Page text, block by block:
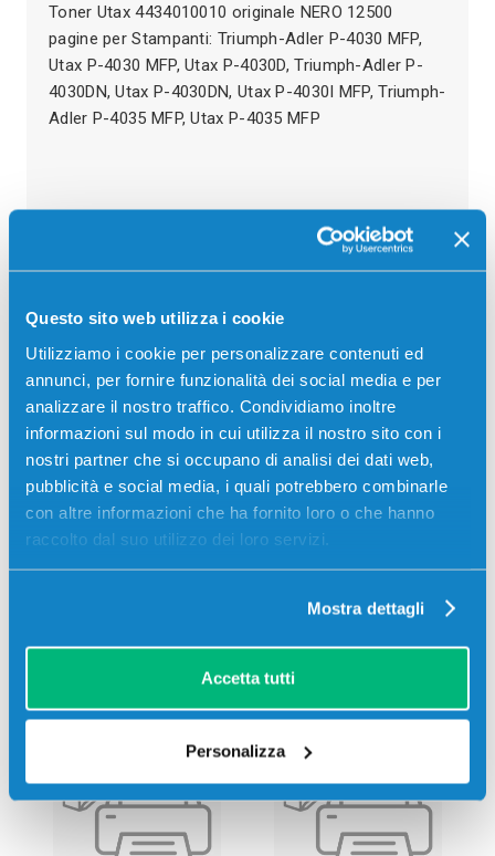
Questo sito web utilizza i cookie
Utilizziamo i cookie per personalizzare contenuti ed
annunci, per fornire funzionalità dei social media e per
analizzare il nostro traffico. Condividiamo inoltre
informazioni sul modo in cui utilizza il nostro sito con i
nostri partner che si occupano di analisi dei dati web,
pubblicità e social media, i quali potrebbero combinarle
con altre informazioni che ha fornito loro o che hanno
raccolto dal suo utilizzo dei loro servizi.
Mostra dettagli
Accetta tutti
Personalizza
Toner Utax 4434010010 originale NERO 12500
pagine per Stampanti: Triumph-Adler P-4030 MFP,
Utax P-4030 MFP, Utax P-4030D, Triumph-Adler P-
4030DN, Utax P-4030DN, Utax P-4030I MFP, Triumph-
Adler P-4035 MFP, Utax P-4035 MFP